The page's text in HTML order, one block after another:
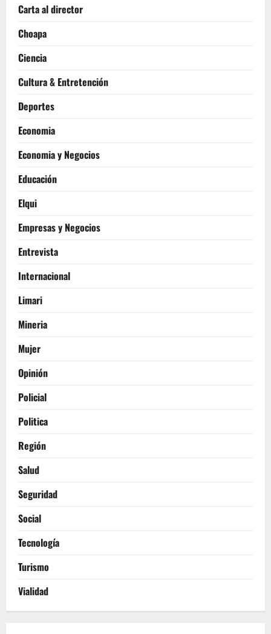
Carta al director
Choapa
Ciencia
Cultura & Entretención
Deportes
Economia
Economia y Negocios
Educación
Elqui
Empresas y Negocios
Entrevista
Internacional
Limari
Mineria
Mujer
Opinión
Policial
Politica
Región
Salud
Seguridad
Social
Tecnología
Turismo
Vialidad